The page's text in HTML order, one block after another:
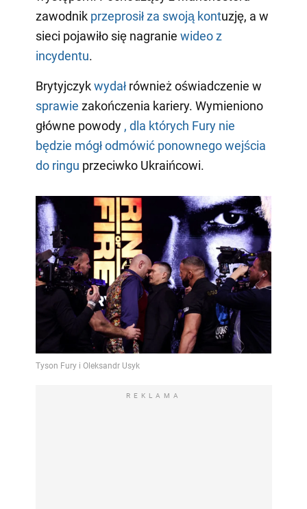
zawodnik przeprosił za swoją kontuzję, a w
sieci pojawiło się nagranie wideo z
incydentu.
Brytyjczykwydałrównież oświadczenie w
sprawie zakończenia kariery. Wymieniono
główne powody , dla których Fury nie
będzie mógł odmówić ponownego wejścia
do ringu przeciwko Ukraińcowi.
REKLAMA